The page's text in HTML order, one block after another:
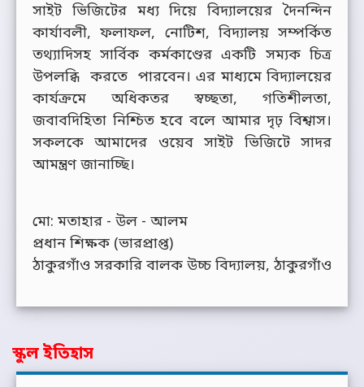
সাইট ভিজিটের মধ্য দিয়ে বিদ্যালয়ের দৈনন্দিন
কার্যাবলী, ফলাফল, নোটিশ, বিদ্যালয় সম্পর্কিত
তথ্যাদিসহ সার্বিক কর্মকাণ্ডের একটি সম্যক চিত্র
উপলব্ধি করতে পারবেন। এর মাধ্যমে বিদ্যালয়ের
কার্যক্রমে অধিকতর স্বচ্ছতা, গতিশীলতা,
জবাবদিহিতা নিশ্চিত হবে বলে আমার দৃঢ় বিশ্বাস।
সকলকে আমাদের ওয়েব সাইট ভিজিটে সাদর
আমন্ত্রণ জানাচ্ছি।
মো: মতাহার - উল - আলম
প্রধান শিক্ষক (ভারপ্রাপ্ত)
ঠাকুরগাঁও সরকারি বালক উচ্চ বিদ্যালয়, ঠাকুরগাঁও
স্কুল ইতিহাস